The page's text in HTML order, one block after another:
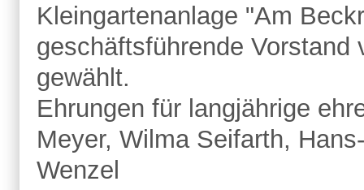
Kleingartenanlage "Am
geschäftsführende
gewählt.
Ehrungen für langjährige
Meyer, Wilma Seifarth,
Wenzel